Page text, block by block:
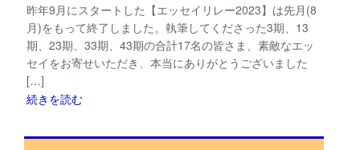
昨年9月にスタートした【エッセイリレー2023】は先月(8
月)をもって終了しました。執筆してくださった3期、13
期、23期、33期、43期の合計17名の皆さま、素敵なエッ
セイをお寄せいただき、本当にありがとうございました
[…]
続きを読む